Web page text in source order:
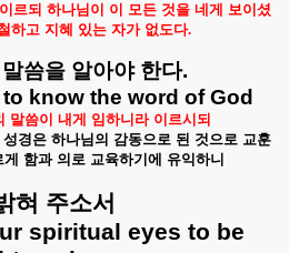
이르되 하나님이 이 모든 것을 네게 보이셨
하고 지혜 있는 자가 없도다.
말씀을 알아야 한다.
know the word of God
말씀이 내게 임하니라 이르시되
성경은 하나님의 감동으로 된 것으로 교훈
함과 의로 교육하기에 유익하니
혀 주소서
eyes to be